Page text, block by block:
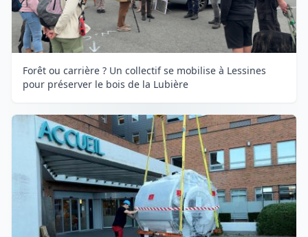
Forêt ou carrière ? Un collectif se mobilise à Lessines
pour préserver le bois de la Lubière